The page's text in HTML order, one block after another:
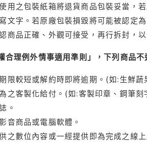
用之包裝紙箱將退貨商品包裝妥當，
文字。若原廠包裝損毀將可能被認
商品正確、外觀可接受，再行拆封，
合理例外情事適用準則」，下列商品
限較短或解約時即將逾期。(如:生鮮
之客製化給付。(如:客製印章、鋼筆刻
。
音商品或電腦軟體。
之數位內容或一經提供即為完成之線